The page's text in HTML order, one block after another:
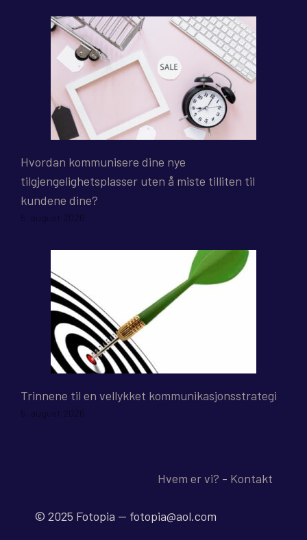
Hvordan kommunisere dine nye
tilgjengelighetsplasser uten å miste tilliten til
kundene dine?
5. august 2026
Trinnene til en vellykket kommunikasjonsstrategi
5. august 2026
Hvem er vi? - Kontakt
© 2025 Fotopia -- fotopia@aol.com